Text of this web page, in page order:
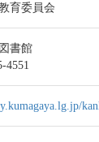
育委員会
書館
4551